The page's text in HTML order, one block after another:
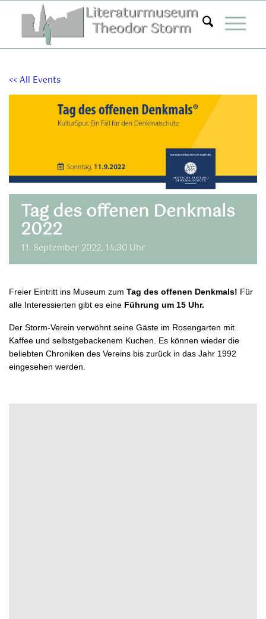
springen
<< All Events
Tag des offenen Denkmals
2022
11. September 2022, 14:30 Uhr
Freier Eintritt ins Museum zum Tag des offenen Denkmals! Für
alle Interessierten gibt es eine Führung um 15 Uhr.
Der Storm-Verein verwöhnt seine Gäste im Rosengarten mit
Kaffee und selbstgebackenem Kuchen. Es können wieder die
beliebten Chroniken des Vereins bis zurück in das Jahr 1992
eingesehen werden.